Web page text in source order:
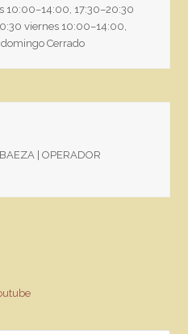
10:00–14:00, 17:30–20:30
viernes 10:00–14:00,
Cerrado
| OPERADOR